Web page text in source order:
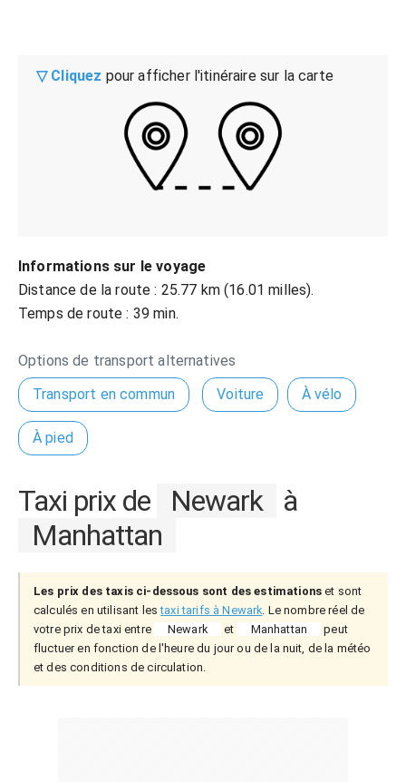
▽ Cliquez pour afficher l'itinéraire sur la carte
Informations sur le voyage
Distance de la route : 25.77 km (16.01 milles).
Temps de route : 39 min.
Options de transport alternatives
Transport en commun
Voiture À vélo
À pied
Taxi prix de Newark
à
Manhattan
Les prix des taxis ci-dessous sont des estimations et sont
calculés en utilisant lestaxi tarifs à Newark. Le nombre réel de
votre prix de taxi entre
Newark et Manhattan
peut
fluctuer en fonction de l'heure du jour ou de la nuit, de la météo
et des conditions de circulation.